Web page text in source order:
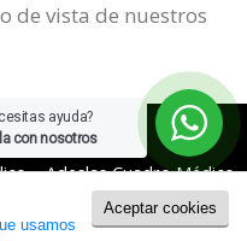
ayuda?
con nosotros
de vista de nuestros
»Adeslas Cuadro Médico
cuadro medico Granada
|Política de Privacidad
Aceptar cookies
usamos